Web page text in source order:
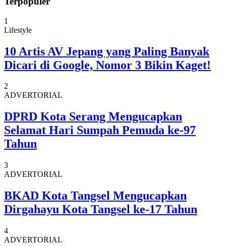
1
Lifestyle
10 Artis AV Jepang yang Paling Banyak
Dicari di Google, Nomor 3 Bikin Kaget!
2
ADVERTORIAL
DPRD Kota Serang Mengucapkan
Selamat Hari Sumpah Pemuda ke-97
Tahun
3
ADVERTORIAL
BKAD Kota Tangsel Mengucapkan
Dirgahayu Kota Tangsel ke-17 Tahun
4
ADVERTORIAL